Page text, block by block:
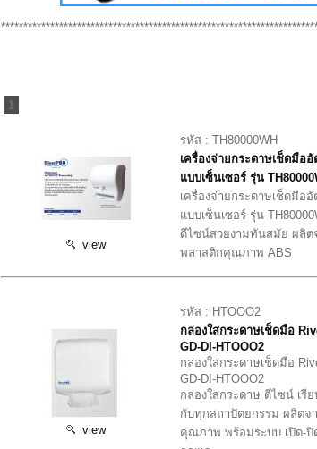
1
view
รหัส : TH80000WH
เครื่องจ่ายกระดาษเช็ดมือ
แบบเซ็นเซอร์ รุ่น
เครื่องจ่ายกระดาษเช็ดมือ
แบบเซ็นเซอร์ รุ่น
ดีไซน์สวยงามทันสมัย ผลิต
พลาสติกคุณภาพ ABS
view
รหัส : HTOOO2
กล่องใส่กระดาษเช็ดมือ
GD-DI-HTOOO2
กล่องใส่กระดาษเช็ดมือ
GD-DI-HTOOO2
กล่องใส่กระดาษ ดีไซน์ เรีย
กับทุกสถาปัตยกรรม ผลิตจ
คุณภาพ พร้อมระบบ เปิด-ปิ